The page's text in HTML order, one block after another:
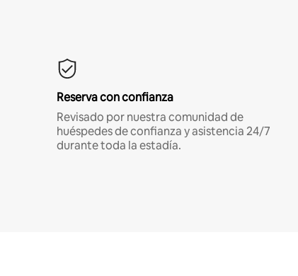
Reserva con confianza
Revisado por nuestra comunidad de
huéspedes de confianza y asistencia 24/7
durante toda la estadía.